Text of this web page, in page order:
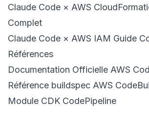
Claude Code × AWS
Complet
Claude Code × AWS IAM Guide
Références
Documentation Officielle AWS
Référence buildspec AWS
Module CDK CodePipeline